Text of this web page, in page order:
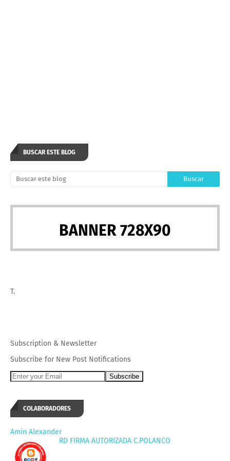
BUSCAR ESTE BLOG
BANNER 728X90
T.
Subscription & Newsletter
Subscribe for New Post Notifications
COLABORADORES
Amin Alexander
RD FIRMA AUTORIZADA C.POLANCO